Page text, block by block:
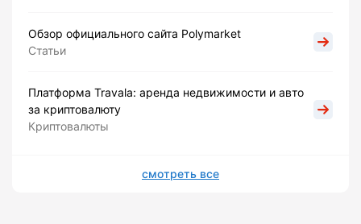
Обзор официального сайта Polymarket
Статьи
Платформа Travala: аренда недвижимости и авто
за криптовалюту
Криптовалюты
смотреть все